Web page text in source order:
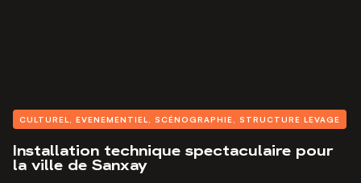
CULTUREL EVENEMENTIEL SCÉNOGRAPHIE STRUCTURE LEVAGE
Installation technique spectaculaire pour
la ville de Sanxay